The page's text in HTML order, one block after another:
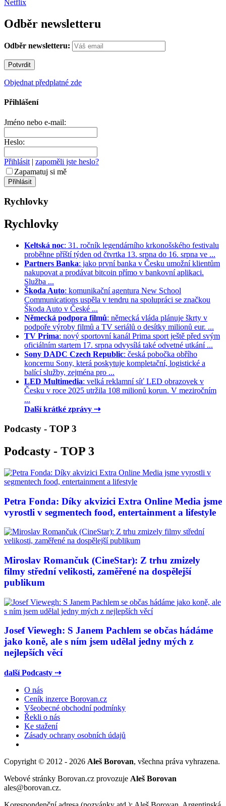
Netflix
Odběr newsletteru
Odběr newsletteru:
Objednat předplatné zde
Přihlášení
Jméno nebo e-mail:
Heslo:
Přihlásit | zapoměli jste heslo?
Zapamatuj si mě
Rychlovky
Rychlovky
Keltská noc: 31. ročník legendárního krkonošského festivalu
proběhne příští týden od čtvrtka 13. srpna do 16. srpna ve ...
Partners Banka: jako první banka v Česku umožní klientům
nakupovat a prodávat bitcoin přímo v bankovní aplikaci.
Služba ...
Škoda Auto: komunikační agentura New School
Communications uspěla v tendru na spolupráci se značkou
Škoda Auto v České ...
Německá podpora filmů: německá vláda plánuje škrty v
podpoře výroby filmů a TV seriálů o desítky milionů eur. ...
TV Prima: nový sportovní kanál Prima sport ještě před svým
oficiálním startem 17. srpna odvysílá také odvetné utkání ...
Sony DADC Czech Republic: česká pobočka obřího
koncernu Sony, která poskytuje kompletační, logistické a
balící služby, zejména pro ...
LED Multimedia: velká reklamní síť LED obrazovek v
Česku v roce 2025 utržila 108 milionů korun. V meziročním
...
Další krátké zprávy ⇢
Podcasty - TOP 3
Podcasty - TOP 3
Petra Fonda: Díky akvizici Extra Online Media jsme
vyrostli v segmentech food, entertainment a lifestyle
Miroslav Romančuk (CineStar): Z trhu zmizely
filmy střední velikosti, zaměřené na dospělejší
publikum
Josef Viewegh: S Janem Pachlem se občas hádáme
jako koně, ale s ním jsem udělal jedny mých z
nejlepších věcí
další Podcasty ⇢
O nás
Ceník inzerce Borovan.cz
Všeobecné obchodní podmínky
Řekli o nás
Ke stažení
Zásady ochrany osobních údajů
Copyright © 2012 - 2026 Aleš Borovan, všechna práva vyhrazena.
Webové stránky Borovan.cz provozuje Aleš Borovan
ales@borovan.cz.